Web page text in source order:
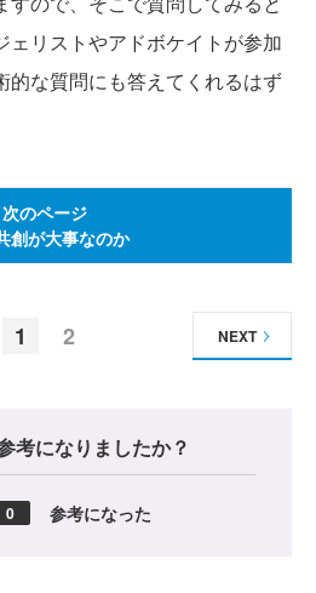
ェリストやアドボケイトが参加
的な質問にも答えてくれるはず
次のページ
創が大事なのか
1 2 NEXT
考になりましたか？
0 参考になった